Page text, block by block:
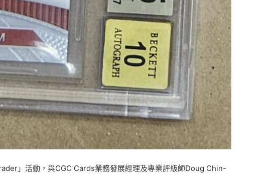
」活動，與CGC Cards業務發展經理及專業評級師Doug Chin-